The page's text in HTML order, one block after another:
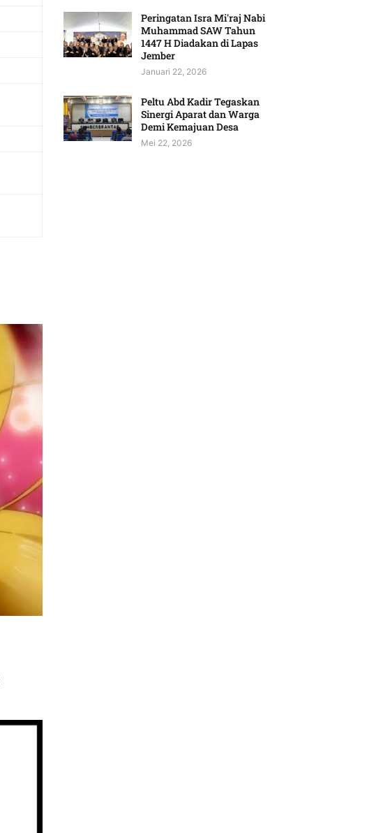
Peringatan Isra Mi'raj Nabi
Muhammad SAW Tahun
1447 H Diadakan di Lapas
Jember
Januari 22, 2026
Peltu Abd Kadir Tegaskan
Sinergi Aparat dan Warga
Demi Kemajuan Desa
Mei 22, 2026